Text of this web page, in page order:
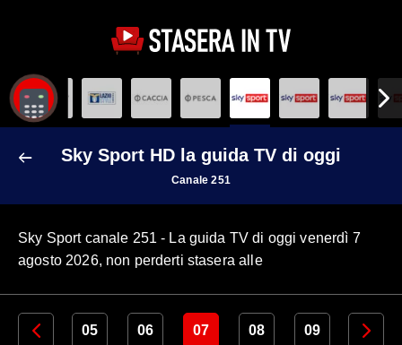
Sky Sport HD la guida TV di oggi
Canale 251
Sky Sport canale 251 - La guida TV di oggi venerdì 7
agosto 2026, non perderti stasera alle
04 05 06 07 08 09 10